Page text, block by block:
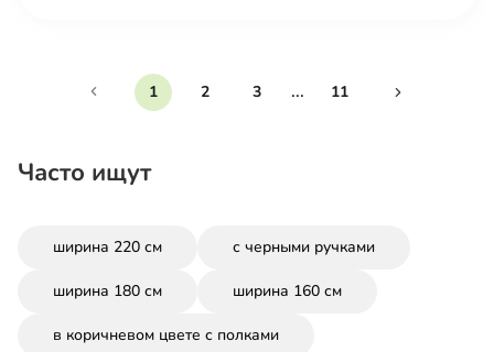
1 2 3 ... 11
Часто ищут
ширина 220 см с черными ручками
ширина 180 см ширина 160 см
в коричневом цвете с полками